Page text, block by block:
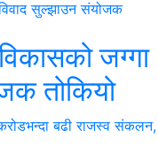
जग्गा
तोकियो